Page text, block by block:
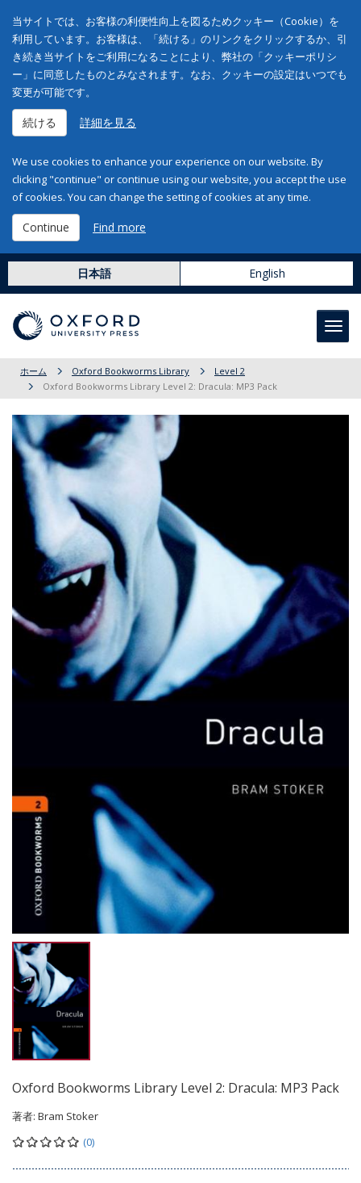
当サイトでは、お客様の利便性向上を図るためクッキー（Cookie）を
利用しています。お客様は、「続ける」のリンクをクリックするか、引
き続き当サイトをご利用になることにより、弊社の「クッキーポリシ
ー」に同意したものとみなされます。なお、クッキーの設定はいつでも
変更が可能です。
続ける 詳細を見る
We use cookies to enhance your experience on our website. By
clicking "continue" or continue using our website, you accept the use
of cookies. You can change the setting of cookies at any time.
Continue Find more
日本語 English
ホーム Oxford Bookworms Library
Level 2
Oxford Bookworms Library Level 2: Dracula: MP3 Pack
Oxford Bookworms Library Level 2: Dracula: MP3 Pack
著者: Bram Stoker
(0)